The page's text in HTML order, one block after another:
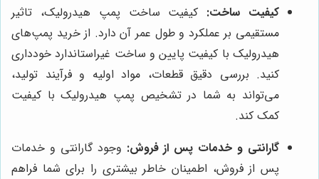
کیفیت ساخت: کیفیت ساخت پمپ هیدرولیک، تاثیر
مستقیمی بر عملکرد و طول عمر آن دارد. از خرید پمپ‌های
هیدرولیک با کیفیت پایین و ساخت غیراستاندارد خودداری
کنید. بررسی دقیق قطعات، مواد اولیه و فرآیند تولید،
می‌تواند به شما در تشخیص پمپ هیدرولیک با کیفیت
کمک کند.
گارانتی و خدمات پس از فروش: وجود گارانتی و خدمات
پس از فروش، اطمینان خاطر بیشتری را برای شما فراهم